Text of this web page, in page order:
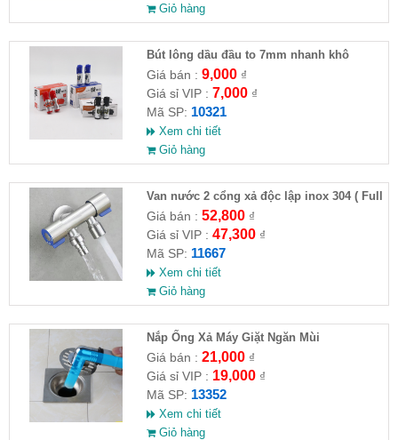
Giỏ hàng
Bút lông dầu đầu to 7mm nhanh khô
Giá bán : 9,000₫
Giá sỉ VIP : 7,000₫
Mã SP: 10321
Xem chi tiết
Giỏ hàng
Van nước 2 cổng xả độc lập inox 304 ( Full
VAT )
Giá bán : 52,800₫
Giá sỉ VIP : 47,300₫
Mã SP: 11667
Xem chi tiết
Giỏ hàng
Nắp Ống Xả Máy Giặt Ngăn Mùi
Giá bán : 21,000₫
Giá sỉ VIP : 19,000₫
Mã SP: 13352
Xem chi tiết
Giỏ hàng